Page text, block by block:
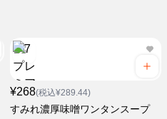
¥268(税込¥289.44)
すみれ濃厚味噌ワンタンスープ